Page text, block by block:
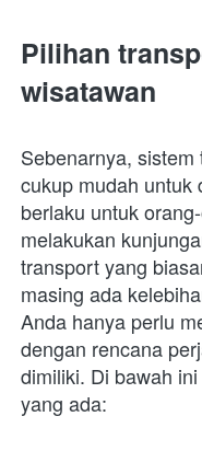
Pilihan
wisatawan
Sebenarnya,
cukup mudah untuk
berlaku untuk
melakukan
transport yang
masing ada
Anda hanya perlu
dengan rencana
dimiliki. Di bawah
yang ada: